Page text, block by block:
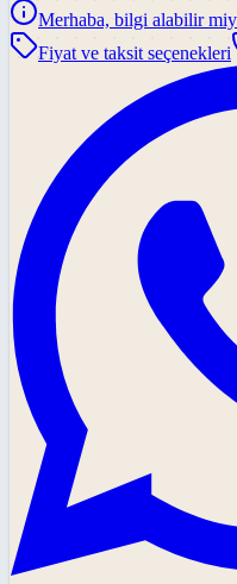
Merhaba, bilgi alabilir
Fiyat ve taksit seçenekleri